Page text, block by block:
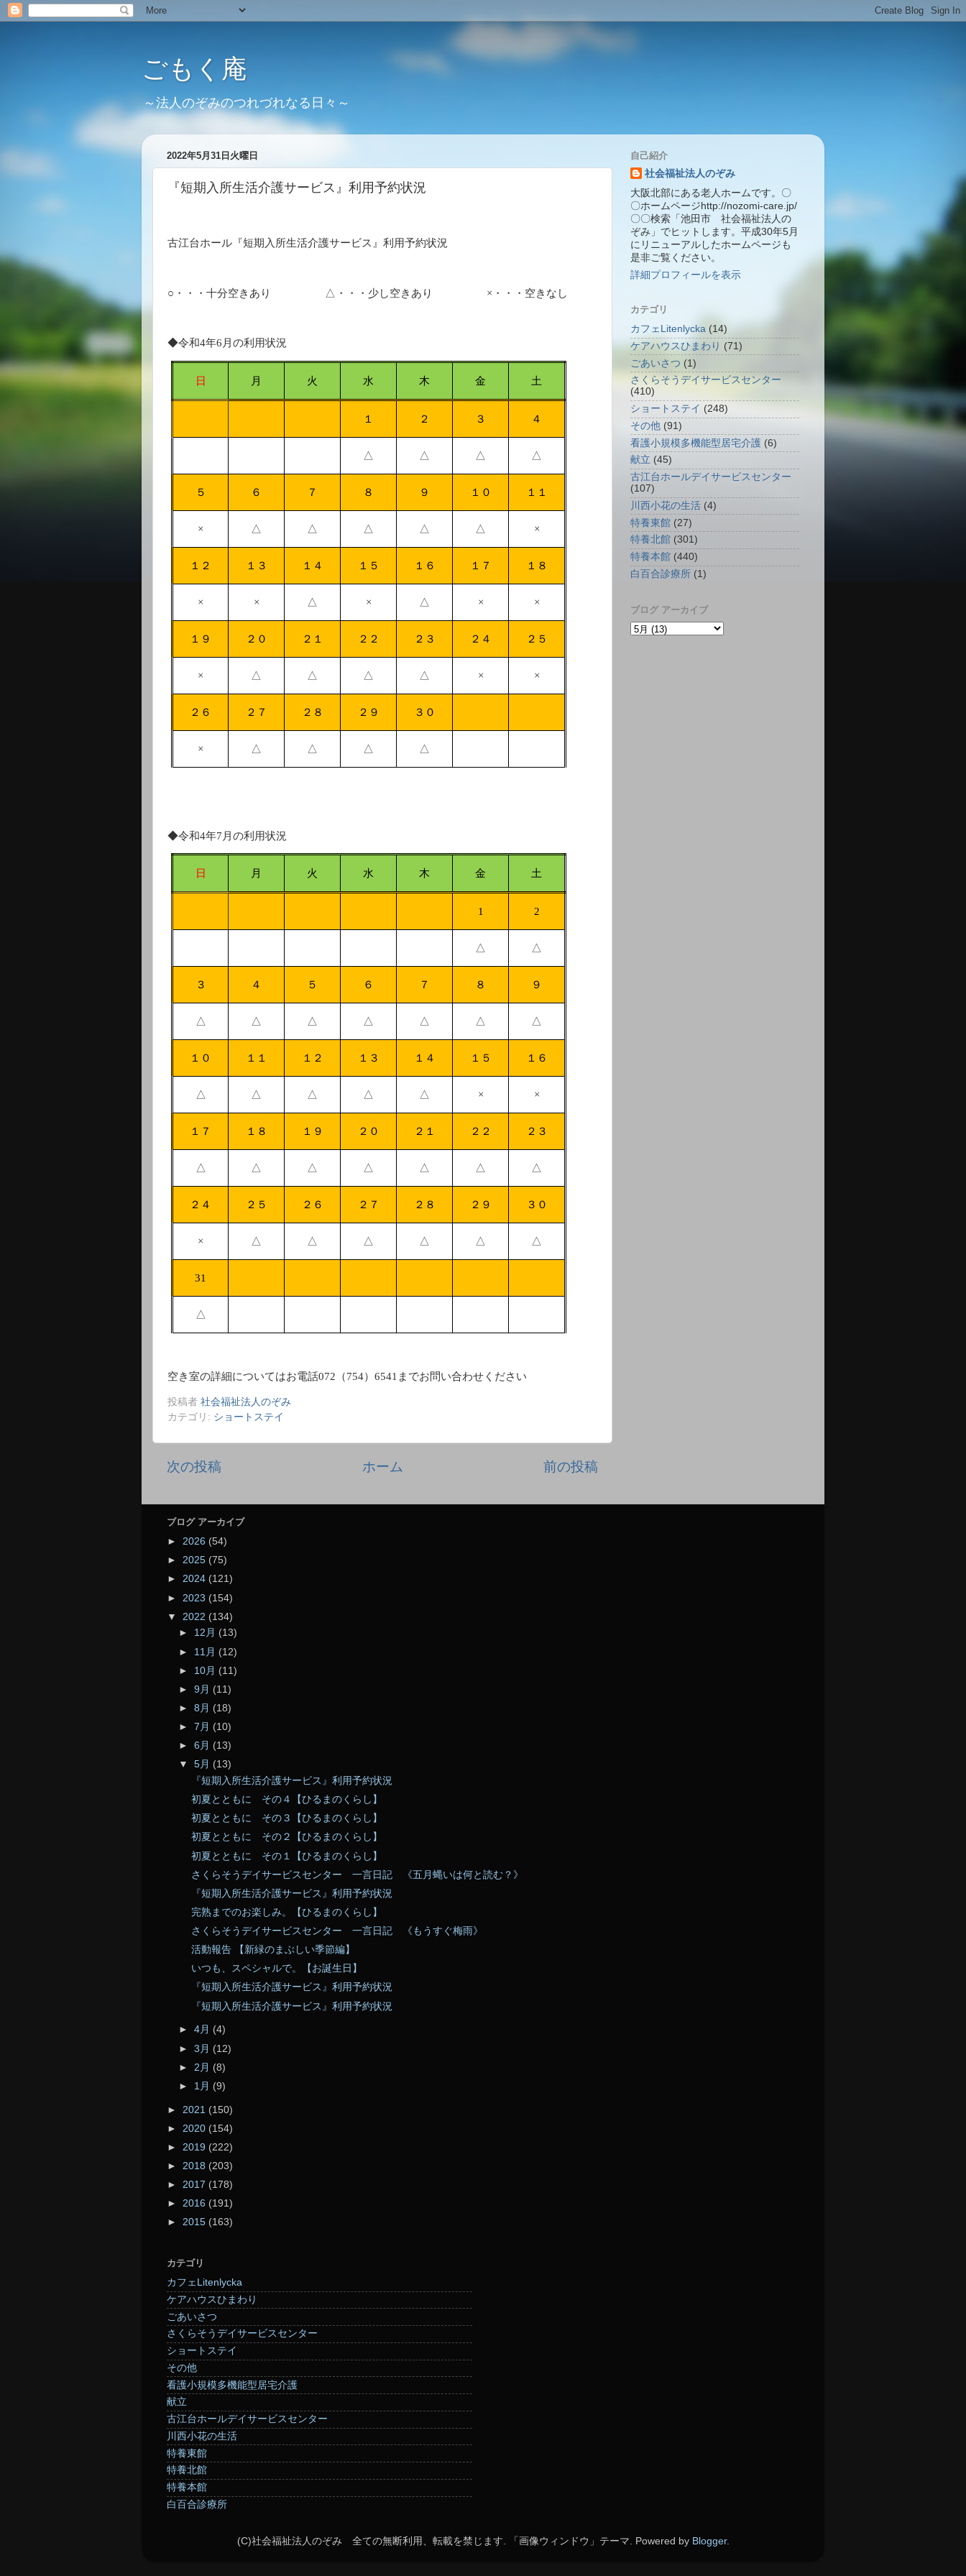
ごもく庵
～法人のぞみのつれづれなる日々～
2022年5月31日火曜日
『短期入所生活介護サービス』利用予約状況
古江台ホール『短期入所生活介護サービス』利用予約状況
○・・・十分空きあり △・・・少し空きあり ×・・・空きなし
◆令和4年6月の利用状況
日 月 火 水 木 金 土
１ ２ ３ ４
△ △ △ △
５ ６ ７ ８ ９ １０ １１
× △ △ △ △ △ ×
１２ １３ １４ １５ １６ １７ １８
× × △ × △ × ×
１９ ２０ ２１ ２２ ２３ ２４ ２５
× △ △ △ △ × ×
２６ ２７ ２８ ２９ ３０
× △ △ △ △
◆令和4年7 月の利用状況
日 月 火 水 木 金 土
1 2
△ △
３ ４ ５ ６ ７ ８ ９
△ △ △ △ △ △ △
１０ １１ １２ １３ １４ １５ １６
△ △ △ △ △ × ×
１７ １８ １９ ２０ ２１ ２２ ２３
△ △ △ △ △ △ △
２４ ２５ ２６ ２７ ２８ ２９ ３０
× △ △ △ △ △ △
31
△
空き室の詳細についてはお電話072 （754） 6541 までお問い合わせください
投稿者 社会福祉法人のぞみ
カテゴリ: ショートステイ
次の投稿 前の投稿
ホーム
自己紹介
社会福祉法人のぞみ
大阪北部にある老人ホームです。〇
〇ホームページhttp://nozomi-care.jp/
〇〇検索「池田市 社会福祉法人の
ぞみ」でヒットします。平成30年5月
にリニューアルしたホームページも
是非ご覧ください。
詳細プロフィールを表示
カテゴリ
カフェLitenlycka (14)
ケアハウスひまわり (71)
ごあいさつ (1)
さくらそうデイサービスセンター
(410)
ショートステイ (248)
その他 (91)
看護小規模多機能型居宅介護 (6)
献立 (45)
古江台ホールデイサービスセンター
(107)
川西小花の生活 (4)
特養東館 (27)
特養北館 (301)
特養本館 (440)
白百合診療所 (1)
ブログ アーカイブ
ブログ アーカイブ
► 2026 (54)
► 2025 (75)
► 2024 (121)
► 2023 (154)
▼ 2022 (134)
► 12月 (13)
► 11月 (12)
► 10月 (11)
►9月 (11)
►8月 (18)
►7月 (10)
►6月 (13)
▼5月 (13)
『短期入所生活介護サービス』利用予約状況
初夏とともに その４【ひるまのくらし】
初夏とともに その３【ひるまのくらし】
初夏とともに その２【ひるまのくらし】
初夏とともに その１【ひるまのくらし】
さくらそうデイサービスセンター 一言日記 《五月蝿いは何と読む？》
『短期入所生活介護サービス』利用予約状況
完熟までのお楽しみ。【ひるまのくらし】
さくらそうデイサービスセンター 一言日記 《もうすぐ梅雨》
活動報告 【新緑のまぶしい季節編】
いつも、スペシャルで。【お誕生日】
『短期入所生活介護サービス』利用予約状況
『短期入所生活介護サービス』利用予約状況
►4月 (4)
►3月 (12)
► 2月 (8)
► 1月 (9)
► 2021 (150)
► 2020 (154)
► 2019 (222)
► 2018 (203)
► 2017 (178)
► 2016 (191)
► 2015 (163)
カテゴリ
カフェLitenlycka
ケアハウスひまわり
ごあいさつ
さくらそうデイサービスセンター
ショートステイ
その他
看護小規模多機能型居宅介護
献立
古江台ホールデイサービスセンター
川西小花の生活
特養東館
特養北館
特養本館
白百合診療所
(C)社会福祉法人のぞみ 全ての無断利用、転載を禁じます. 「画像ウィンドウ」テーマ. Powered by Blogger.